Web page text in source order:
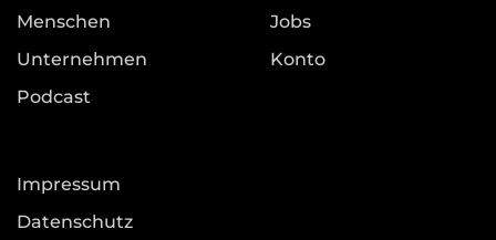
Menschen
Unternehmen
Podcast
Jobs
Konto
Impressum
Datenschutz